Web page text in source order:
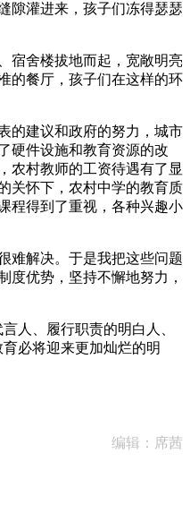
隙灌进来，孩子们冻得瑟瑟
宿舍楼拔地而起，宽敞明亮
的餐厅，孩子们在这样的环
的建议和政府的努力，城市
硬件设施和教育资源的改
农村教师的工资待遇有了显
关怀下，农村中学的教育质
程得到了重视，各种兴趣小
难解决。于是我把这些问题
优势，坚持不懈地努力，
人、履行职责的明白人、
必将迎来更加灿烂的明
编辑：席茜